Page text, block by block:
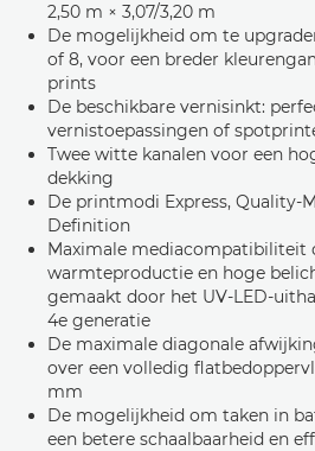
2,50 m × 3,07/3,20 m
De mogelijkheid om te
of 8, voor een breder
prints
De beschikbare vernisinkt:
vernistoepassingen of
Twee witte kanalen voor een
dekking
De printmodi Express, Quality-
Definition
Maximale mediacompatibiliteit
warmteproductie en hoge
gemaakt door het UV-LED-
4e generatie
De maximale diagonale
over een volledig
mm
De mogelijkheid om taken in
een betere schaalbaarheid en